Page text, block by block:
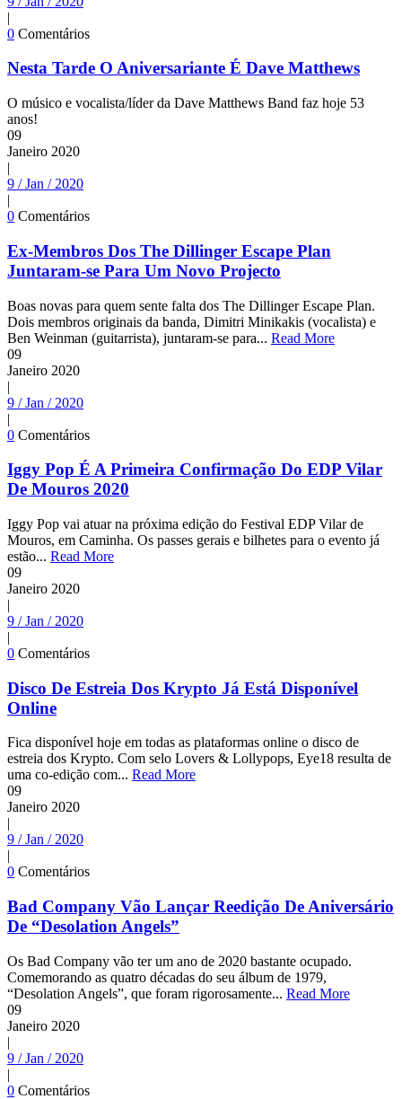
|
0 Comentários
Nesta Tarde O Aniversariante É Dave Matthews
O músico e vocalista/líder da Dave Matthews Band faz hoje 53
anos!
09
Janeiro 2020
|
9 / Jan / 2020
|
0 Comentários
Ex-Membros Dos The Dillinger Escape Plan
Juntaram-se Para Um Novo Projecto
Boas novas para quem sente falta dos The Dillinger Escape Plan.
Dois membros originais da banda, Dimitri Minikakis (vocalista) e
Ben Weinman (guitarrista), juntaram-se para... Read More
09
Janeiro 2020
|
9 / Jan / 2020
|
0 Comentários
Iggy Pop É A Primeira Confirmação Do EDP Vilar
De Mouros 2020
Iggy Pop vai atuar na próxima edição do Festival EDP Vilar de
Mouros, em Caminha. Os passes gerais e bilhetes para o evento já
estão... Read More
09
Janeiro 2020
|
9 / Jan / 2020
|
0 Comentários
Disco De Estreia Dos Krypto Já Está Disponível
Online
Fica disponível hoje em todas as plataformas online o disco de
estreia dos Krypto. Com selo Lovers & Lollypops, Eye18 resulta de
uma co-edição com... Read More
09
Janeiro 2020
|
9 / Jan / 2020
|
0 Comentários
Bad Company Vão Lançar Reedição De Aniversário
De “Desolation Angels”
Os Bad Company vão ter um ano de 2020 bastante ocupado.
Comemorando as quatro décadas do seu álbum de 1979,
“Desolation Angels”, que foram rigorosamente... Read More
09
Janeiro 2020
|
9 / Jan / 2020
|
0 Comentários